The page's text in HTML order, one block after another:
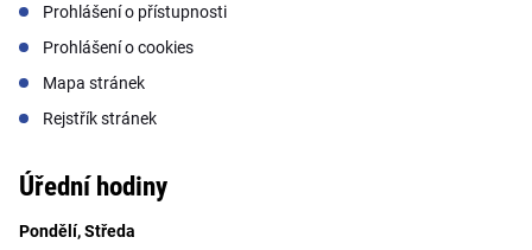
Prohlášení o přístupnosti
Prohlášení o cookies
Mapa stránek
Rejstřík stránek
Úřední hodiny
Pondělí, Středa